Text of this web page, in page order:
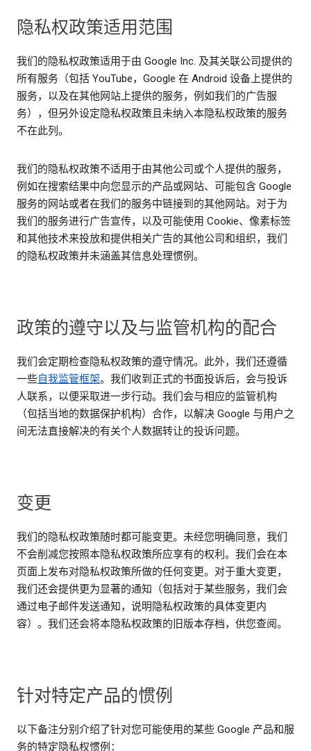
隐私权政策适用范围
我们的隐私权政策适用于由 Google Inc. 及其关联公司提供的
所有服务（包括 YouTube，Google 在 Android 设备上提供的
服务，以及在其他网站上提供的服务，例如我们的广告服
务），但另外设定隐私权政策且未纳入本隐私权政策的服务
不在此列。
我们的隐私权政策不适用于由其他公司或个人提供的服务，
例如在搜索结果中向您显示的产品或网站、可能包含 Google
服务的网站或者在我们的服务中链接到的其他网站。对于为
我们的服务进行广告宣传，以及可能使用 Cookie、像素标签
和其他技术来投放和提供相关广告的其他公司和组织，我们
的隐私权政策并未涵盖其信息处理惯例。
政策的遵守以及与监管机构的配合
我们会定期检查隐私权政策的遵守情况。此外，我们还遵循
一些自我监管框架。我们收到正式的书面投诉后，会与投诉
人联系，以便采取进一步行动。我们会与相应的监管机构
（包括当地的数据保护机构）合作，以解决 Google 与用户之
间无法直接解决的有关个人数据转让的投诉问题。
变更
我们的隐私权政策随时都可能变更。未经您明确同意，我们
不会削减您按照本隐私权政策所应享有的权利。我们会在本
页面上发布对隐私权政策所做的任何变更。对于重大变更，
我们还会提供更为显著的通知（包括对于某些服务，我们会
通过电子邮件发送通知，说明隐私权政策的具体变更内
容）。我们还会将本隐私权政策的旧版本存档，供您查阅。
针对特定产品的惯例
以下备注分别介绍了针对您可能使用的某些 Google 产品和服
务的特定隐私权惯例：